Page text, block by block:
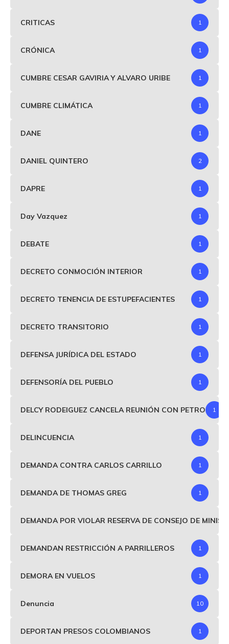
CRITICAS 1
CRÓNICA 1
CUMBRE CESAR GAVIRIA Y ALVARO URIBE 1
CUMBRE CLIMÁTICA 1
DANE 1
DANIEL QUINTERO 2
DAPRE 1
Day Vazquez 1
DEBATE 1
DECRETO CONMOCIÓN INTERIOR 1
DECRETO TENENCIA DE ESTUPEFACIENTES 1
DECRETO TRANSITORIO 1
DEFENSA JURÍDICA DEL ESTADO 1
DEFENSORÍA DEL PUEBLO 1
DELCY RODEIGUEZ CANCELA REUNIÓN CON PETRO 1
DELINCUENCIA 1
DEMANDA CONTRA CARLOS CARRILLO 1
DEMANDA DE THOMAS GREG 1
DEMANDA POR VIOLAR RESERVA DE CONSEJO DE
DEMANDAN RESTRICCIÓN A PARRILLEROS 1
DEMORA EN VUELOS 1
Denuncia 10
DEPORTAN PRESOS COLOMBIANOS 1